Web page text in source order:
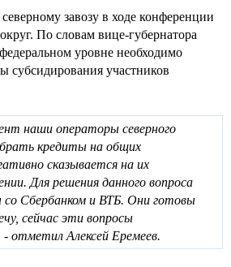
завозу в ходе конференции
По словам вице-губернатора
уровне необходимо
субсидирования участников
наши операторы северного
кредиты на общих
сказывается на их
Для решения данного вопроса
со Сбербанком и ВТБ. Они готовы
сейчас эти вопросы
отметил Алексей Еремеев.